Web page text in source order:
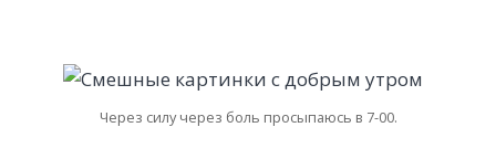
Через силу через боль просыпаюсь в 7-00.